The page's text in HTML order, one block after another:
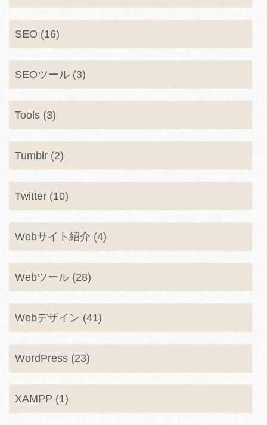
SEO (16)
SEOツール (3)
Tools (3)
Tumblr (2)
Twitter (10)
Webサイト紹介 (4)
Webツール (28)
Webデザイン (41)
WordPress (23)
XAMPP (1)